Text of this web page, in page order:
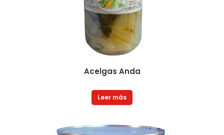
Acelgas Anda
Leer más